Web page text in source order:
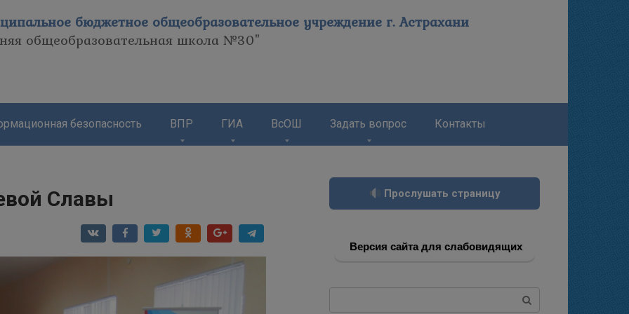
бюджетное общеобразовательное учреждение г. Астрахани
общеобразовательная школа №30"
безопасность ВПР ГИА ВсОШ Задать вопрос Контакты
Славы Прослушать страницу
Версия сайта для слабовидящих